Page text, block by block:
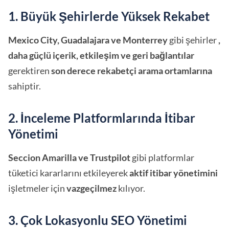
1. Büyük Şehirlerde Yüksek Rekabet
Mexico City, Guadalajara ve Monterreygibi şehirler,
daha güçlü içerik, etkileşim ve geri bağlantılar
gerektirenson derece rekabetçi arama ortamlarına
sahiptir.
2. İnceleme Platformlarında İtibar
Yönetimi
Seccion Amarilla ve Trustpilotgibi platformlar
tüketici kararlarını etkileyerekaktif itibar yönetimini
işletmeler içinvazgeçilmezkılıyor.
3. Çok Lokasyonlu SEO Yönetimi